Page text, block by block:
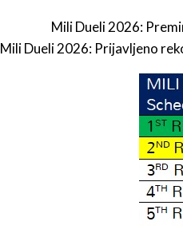
Mili Dueli 2026:
Mili Dueli 2026: Prijavljeno